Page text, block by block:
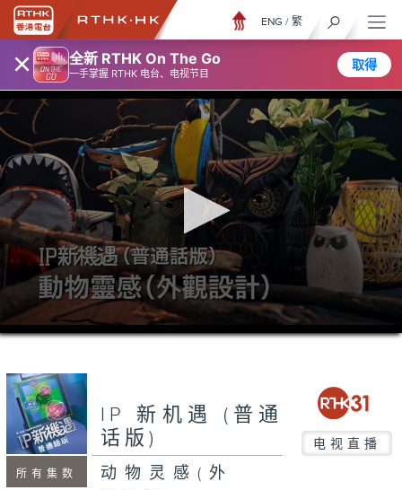
× 全新 RTHK On The Go
一手掌握 RTHK 电台、电视节目
取得
ENG / 繁
0
seconds
minutes,
seconds
所有集数
IP 新机遇 (普通
话版)
电视直播
动物灵感(外